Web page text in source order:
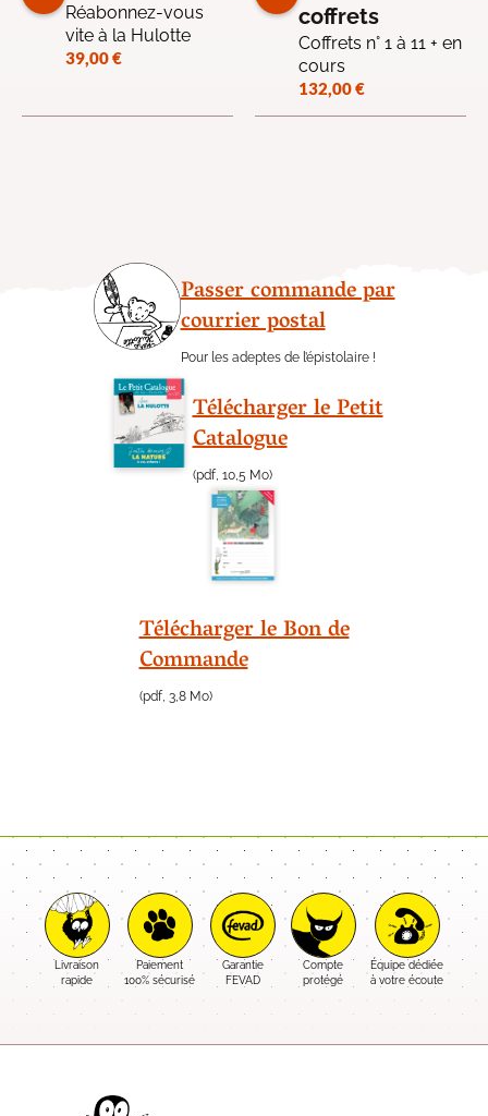
Réabonnez-vous
vite à la Hulotte
39,00€
coffrets
Coffrets n° 1 à 11 + en
cours
132,00€
Passer commande par
courrier postal
Pour les adeptes de l’épistolaire !
Télécharger le Petit
Catalogue
(pdf, 10,5 Mo)
Télécharger le Bon de
Commande
(pdf, 3,8 Mo)
Livraison
rapide
Paiement
100% sécurisé
Garantie
FEVAD
Compte
protégé
Équipe dédiée
à votre écoute